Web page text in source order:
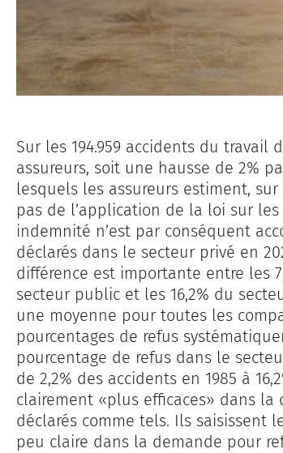
Sur les 194.959 accidents du travail
assureurs, soit une hausse de 2%
lesquels les assureurs estiment,
pas de l’application de la loi sur
indemnité n’est par conséquent
déclarés dans le secteur privé en
différence est importante entre les
secteur public et les 16,2% du
une moyenne pour toutes les
pourcentages de refus
pourcentage de refus dans le
de 2,2% des accidents en 1985 à
clairement «plus efficaces» dans
déclarés comme tels. Ils saisissent
peu claire dans la demande pour